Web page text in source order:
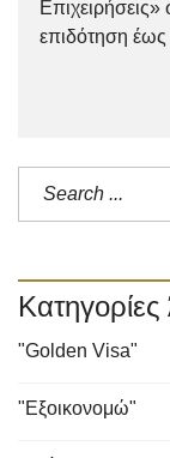
Επιχειρήσεις»
επιδότηση
"Golden Visa"
"Εξοικονομώ"